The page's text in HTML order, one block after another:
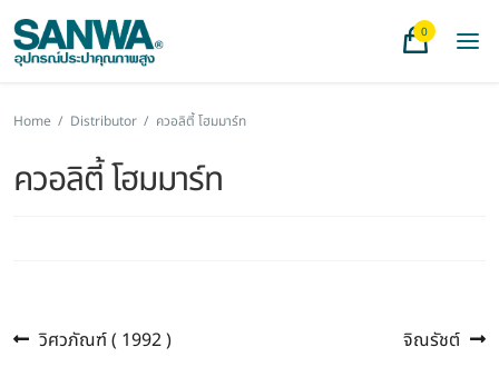
0
Home / Distributor / ควอลิตี้ โฮมมาร์ท
ควอลิตี้ โฮมมาร์ท
แนะแนว
Previous
วิศวภัณฑ์ ( 1992 )
Next
จิณรัชต์